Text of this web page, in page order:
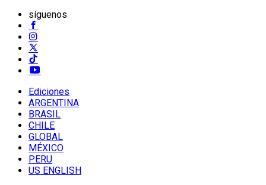
síguenos
Ediciones
ARGENTINA
BRASIL
CHILE
GLOBAL
MÉXICO
PERU
US ENGLISH